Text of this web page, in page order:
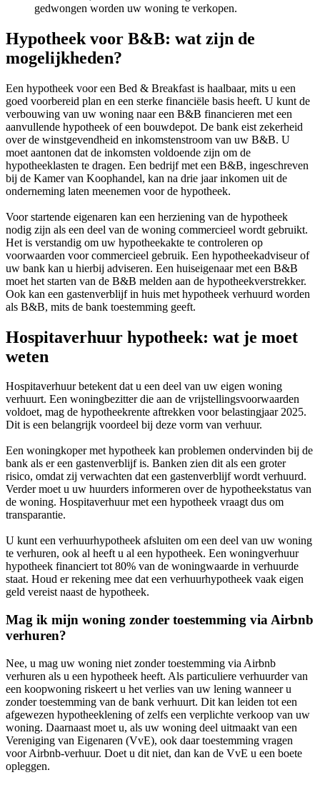
gedwongen worden uw woning te verkopen.
Hypotheek voor B&B: wat zijn de
mogelijkheden?
Een hypotheek voor een Bed & Breakfast is haalbaar, mits u een
goed voorbereid plan en een sterke financiële basis heeft. U kunt de
verbouwing van uw woning naar een B&B financieren met een
aanvullende hypotheek of een bouwdepot. De bank eist zekerheid
over de winstgevendheid en inkomstenstroom van uw B&B. U
moet aantonen dat de inkomsten voldoende zijn om de
hypotheeklasten te dragen. Een bedrijf met een B&B, ingeschreven
bij de Kamer van Koophandel, kan na drie jaar inkomen uit de
onderneming laten meenemen voor de hypotheek.
Voor startende eigenaren kan een herziening van de hypotheek
nodig zijn als een deel van de woning commercieel wordt gebruikt.
Het is verstandig om uw hypotheekakte te controleren op
voorwaarden voor commercieel gebruik. Een hypotheekadviseur of
uw bank kan u hierbij adviseren. Een huiseigenaar met een B&B
moet het starten van de B&B melden aan de hypotheekverstrekker.
Ook kan een gastenverblijf in huis met hypotheek verhuurd worden
als B&B, mits de bank toestemming geeft.
Hospitaverhuur hypotheek: wat je moet
weten
Hospitaverhuur betekent dat u een deel van uw eigen woning
verhuurt. Een woningbezitter die aan de vrijstellingsvoorwaarden
voldoet, mag de hypotheekrente aftrekken voor belastingjaar 2025.
Dit is een belangrijk voordeel bij deze vorm van verhuur.
Een woningkoper met hypotheek kan problemen ondervinden bij de
bank als er een gastenverblijf is. Banken zien dit als een groter
risico, omdat zij verwachten dat een gastenverblijf wordt verhuurd.
Verder moet u uw huurders informeren over de hypotheekstatus van
de woning. Hospitaverhuur met een hypotheek vraagt dus om
transparantie.
U kunt een verhuurhypotheek afsluiten om een deel van uw woning
te verhuren, ook al heeft u al een hypotheek. Een woningverhuur
hypotheek financiert tot 80% van de woningwaarde in verhuurde
staat. Houd er rekening mee dat een verhuurhypotheek vaak eigen
geld vereist naast de hypotheek.
Mag ik mijn woning zonder toestemming via Airbnb
verhuren?
Nee, u mag uw woning niet zonder toestemming via Airbnb
verhuren als u een hypotheek heeft. Als particuliere verhuurder van
een koopwoning riskeert u het verlies van uw lening wanneer u
zonder toestemming van de bank verhuurt. Dit kan leiden tot een
afgewezen hypotheeklening of zelfs een verplichte verkoop van uw
woning. Daarnaast moet u, als uw woning deel uitmaakt van een
Vereniging van Eigenaren (VvE), ook daar toestemming vragen
voor Airbnb-verhuur. Doet u dit niet, dan kan de VvE u een boete
opleggen.